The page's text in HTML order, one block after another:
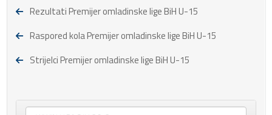
Rezultati Premijer omladinske lige BiH U-15
Raspored kola Premijer omladinske lige BiH U-15
Strijelci Premijer omladinske lige BiH U-15